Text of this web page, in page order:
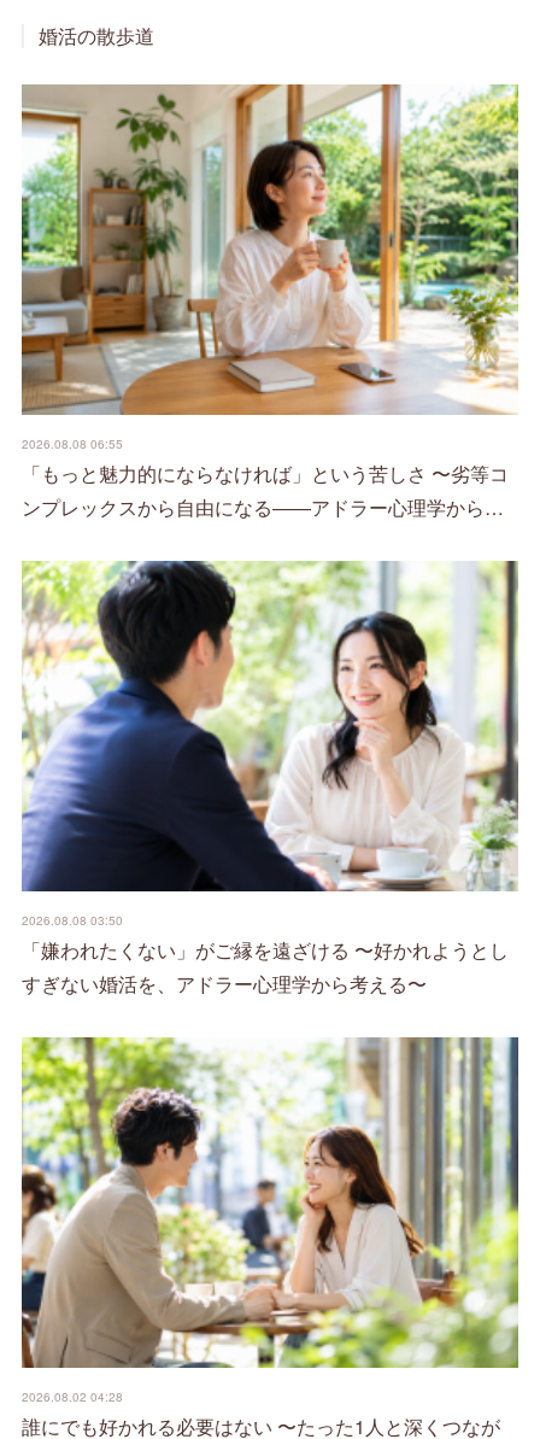
婚活の散歩道
2026.08.08 06:55
「もっと魅力的にならなければ」という苦しさ 〜劣等コ
ンプレックスから自由になる――アドラー心理学から…
2026.08.08 03:50
「嫌われたくない」がご縁を遠ざける 〜好かれようとし
すぎない婚活を、アドラー心理学から考える〜
2026.08.02 04:28
誰にでも好かれる必要はない 〜たった1人と深くつなが